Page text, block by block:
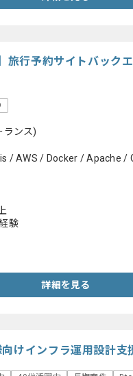
旅行予約サイトバック
ランス)
/ AWS / Docker / Apache /
験
詳細を見る
向けインフラ運用設計